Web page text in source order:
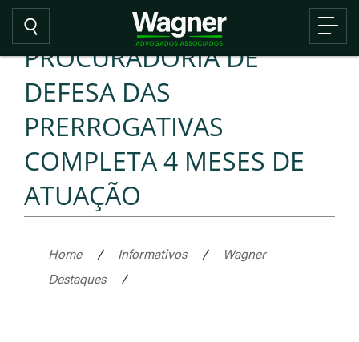
PROCURADORIA DE
DEFESA DAS
PRERROGATIVAS
COMPLETA 4 MESES DE
ATUAÇÃO
Home / Informativos /
Wagner
Destaques
/